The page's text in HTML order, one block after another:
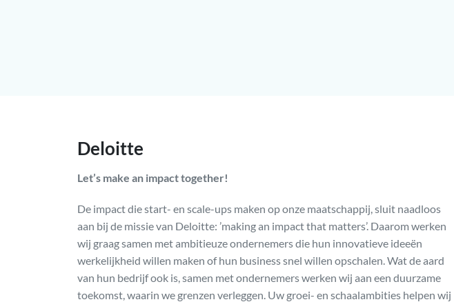
Deloitte
Let’s make an impact together!
De impact die start- en scale-ups maken op onze maatschappij, sluit naadloos
aan bij de missie van Deloitte: ’making an impact that matters’. Daarom werken
wij graag samen met ambitieuze ondernemers die hun innovatieve ideeën
werkelijkheid willen maken of hun business snel willen opschalen. Wat de aard
van hun bedrijf ook is, samen met ondernemers werken wij aan een duurzame
toekomst, waarin we grenzen verleggen. Uw groei- en schaalambities helpen wij